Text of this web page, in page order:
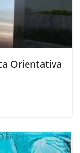
Orientativa